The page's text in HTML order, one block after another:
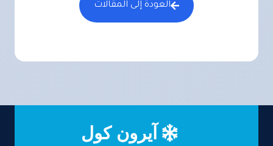
العودة إلى المقالات
آيرون كول